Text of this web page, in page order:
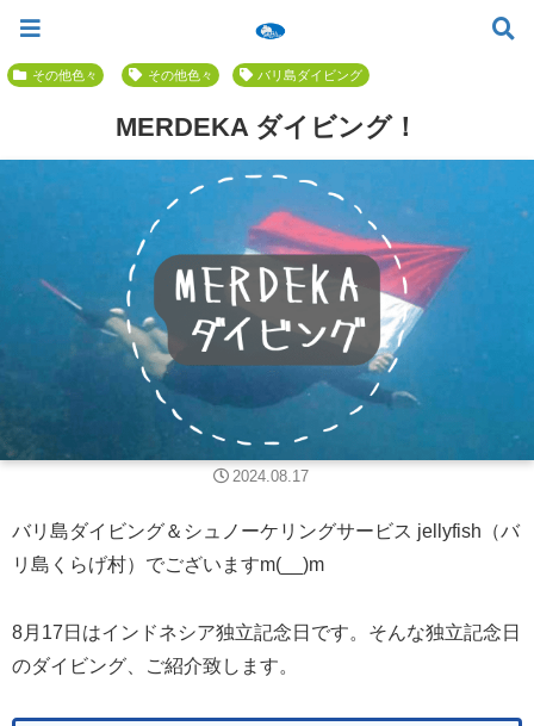
バリ島でいちばん優しい初心者専門 ≫
その他色々 その他色々 バリ島ダイビング
MERDEKA ダイビング！
2024.08.17
バリ島ダイビング＆シュノーケリングサービス jellyfish（バ
リ島くらげ村）でございますm(__)m
8月17日はインドネシア独立記念日です。そんな独立記念日
のダイビング、ご紹介致します。